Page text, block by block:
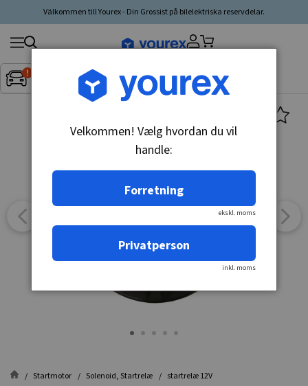
Välkommen till Yourex - Din Grossist på bilelektriska reservdelar.
Inget fordon valt▼
Søg
produkt,
producent,
Startmotor Solenoid, Startrelæ startrelæ 12V
Velkommen! Vælg hvordan du vil
handle:
Forretning
ekskl. moms
Privatperson
inkl. moms